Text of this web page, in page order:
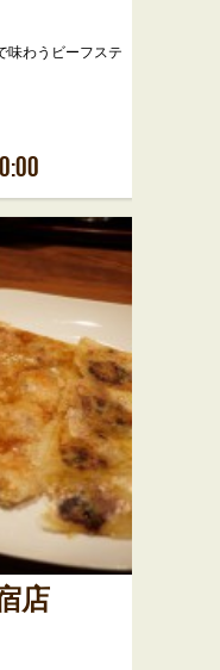
味わうビーフステ
店